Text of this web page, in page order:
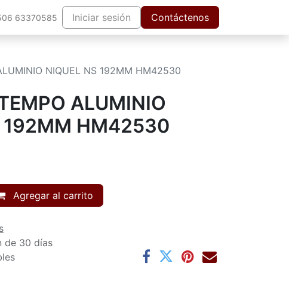
63370585 Iniciar sesión Contáctenos
NIQUEL NS 192MM HM42530
ALUMINIO
192MM HM42530
Agregar al carrito
de 30 días